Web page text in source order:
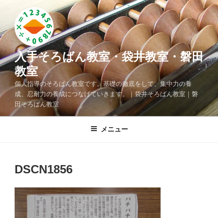
テ
ン
ツ
へ
ス
ッ
入手そろばん教室・袋井教室・磐田
教室
個人指導のそろばん教室です。基礎の徹底をして、集中力の養
成、忍耐力の養成につなげていきます。｜袋井そろばん教室｜磐
田そろばん教室
メニュー
DSCN1856